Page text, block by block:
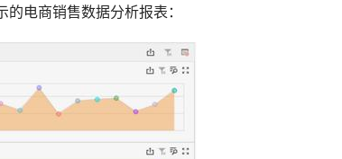
的电商销售数据分析报表：